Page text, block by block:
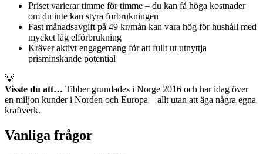
Priset varierar timme för timme – du kan få höga kostnader
om du inte kan styra förbrukningen
Fast månadsavgift på 49 kr/mån kan vara hög för hushåll med
mycket låg elförbrukning
Kräver aktivt engagemang för att fullt ut utnyttja
prisminskande potential
💡
Visste du att… Tibber grundades i Norge 2016 och har idag över
en miljon kunder i Norden och Europa – allt utan att äga några egna
kraftverk.
Vanliga frågor